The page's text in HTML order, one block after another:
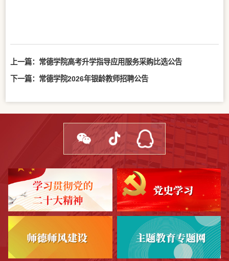
上一篇： 常德学院高考升学指导应用服务采购比选公告
下一篇： 常德学院2026年银龄教师招聘公告